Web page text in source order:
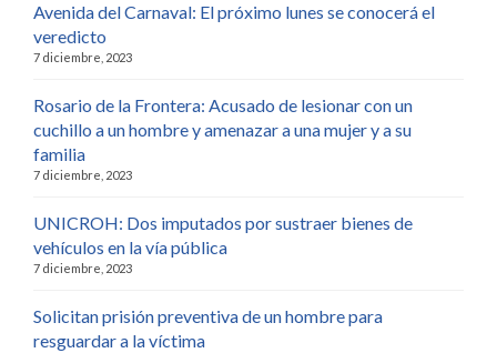
Avenida del Carnaval: El próximo lunes se conocerá el
veredicto
7 diciembre, 2023
Rosario de la Frontera: Acusado de lesionar con un
cuchillo a un hombre y amenazar a una mujer y a su
familia
7 diciembre, 2023
UNICROH: Dos imputados por sustraer bienes de
vehículos en la vía pública
7 diciembre, 2023
Solicitan prisión preventiva de un hombre para
resguardar a la víctima